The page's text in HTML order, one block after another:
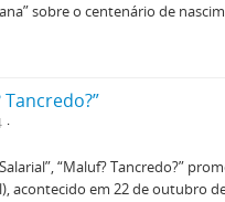
sobre o centenário de
“Maluf? Tancredo?”
acontecido em 22 de outubro